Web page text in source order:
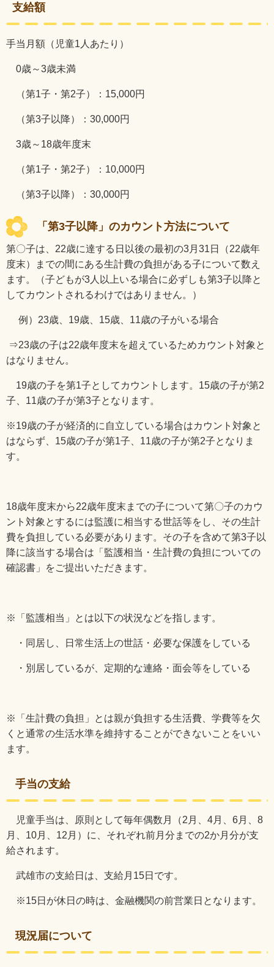
支給額
手当月額（児童1 人あたり）
0歳～3歳未満
（第1子・第2子）： 15,000円
（第3子以降）： 30,000円
3歳～ 18歳年度末
（第1子・第2子）： 10,000円
（第3子以降）： 30,000円
「第3子以降」のカウント方法について
第〇子は、 22歳に達する日以後の最初の3月 31 日（22歳年
度末）までの間にある生計費の負担がある子について数え
ます。（子どもが3 人以上いる場合に必ずしも第3子以降と
してカウントされるわけではありません。）
例） 23歳、 19歳、 15歳、 11歳の子がいる場合
⇒23歳の子は22歳年度末を超えているためカウント対象と
はなりません。
19歳の子を第1子としてカウントします。 15歳の子が第2
子、 11歳の子が第3子となります。
※19歳の子が経済的に自立している場合はカウント対象と
はならず、 15歳の子が第1子、 11歳の子が第2子となりま
す。
18歳年度末から22歳年度末までの子について第〇子のカウ
ント対象とするには監護に相当する世話等をし、その生計
費を負担している必要があります。その子を含めて第3子以
降に該当する場合は「監護相当・生計費の負担についての
確認書」をご提出いただきます。
※「監護相当」とは以下の状況などを指します。
・同居し、日常生活上の世話・必要な保護をしている
・別居しているが、定期的な連絡・面会等をしている
※「生計費の負担」とは親が負担する生活費、学費等を欠
くと通常の生活水準を維持することができないことをいい
ます。
手当の支給
児童手当は、原則として毎年偶数月（2 月、 4月、 6月、 8
月、 10月、 12 月）に、それぞれ前月分までの2か月分が支
給されます。
武雄市の支給日は、支給月 15日です。
※15日が休日の時は、金融機関の前営業日となります。
現況届について